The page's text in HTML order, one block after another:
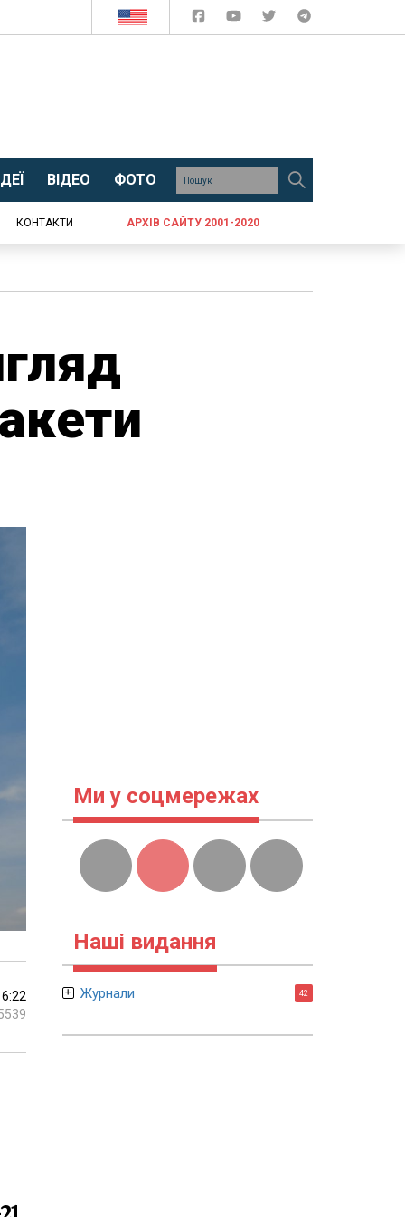
ВІДЕО ФОТО
КОНТАКТИ АРХІВ САЙТУ 2001-2020
Ми у соцмережах
Наші видання
Журнали 42